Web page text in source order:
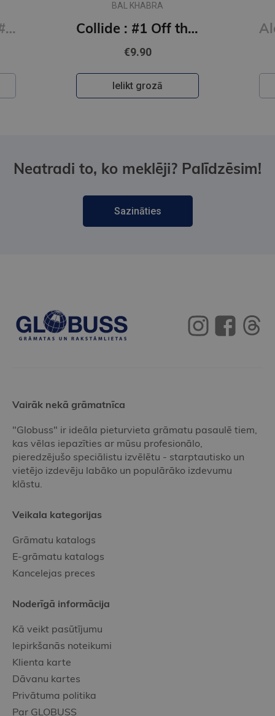
Say You Swear: #1 Boys of Avix series : The smash-hit TikTok sensation
BAL KHABRA
Collide : #1 Off the Ice series
€9.90
Ielikt grozā
Neatradi to, ko meklēji? Palīdzēsim!
Sazināties
Vairāk nekā grāmatnīca
"Globuss" ir ideāla pieturvieta grāmatu pasaulē tiem,
kas vēlas iepazīties ar mūsu profesionālo,
pieredzējušo speciālistu izvēlētu - starptautisko un
vietējo izdevēju labāko un populārāko izdevumu
klāstu.
Veikala kategorijas
Grāmatu katalogs
E-grāmatu katalogs
Kancelejas preces
Noderīgā informācija
Kā veikt pasūtījumu
Iepirkšanās noteikumi
Klienta karte
Dāvanu kartes
Privātuma politika
Par GLOBUSS